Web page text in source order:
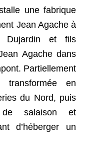
une fabrique
Jean Agache à
Dujardin et fils
Agache dans
Partiellement
en
du Nord, puis
de salaison et
d’héberger un